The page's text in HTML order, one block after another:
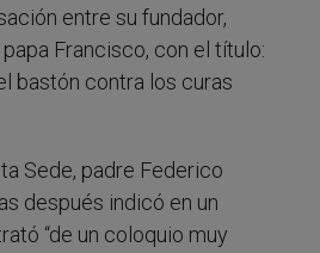
entre su fundador,
Francisco, con el título:
bastón contra los curas
Sede, padre Federico
después indicó en un
“de un coloquio muy